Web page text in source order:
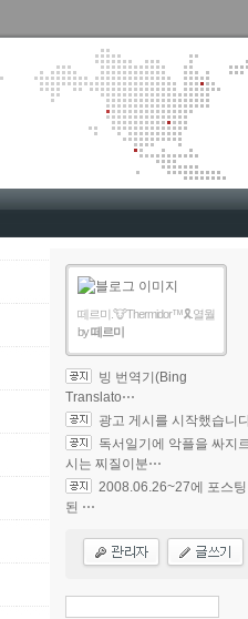
떼르미.🐮Thermidor™🎗️.열월
by떼르미
빙 번역기(Bing
Translato⋯
광고 게시를 시작했습니
독서일기에 악플을 싸지
시는 찌질이분⋯
2008.06.26~27에 포스팅
된 ⋯